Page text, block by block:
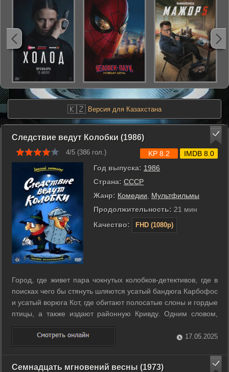
🇰🇿 Версия для Казахстана
Следствие ведут Колобки (1986)
4/5 (386 гол.)
Год выпуска: 1986
Страна: СССР
Жанр: Комедии
Мультфильмы
Продолжительность: 21 мин
Качество:
FHD (1080p)
KP 8.2 IMDB 8.0
Город, где живет пара чокнутых колобков-детективов, где в
поисках чего бы стянуть шляются усатый бандюга Карбофос
и усатый ворюга Кот, где обитают полосатые слоны и гордые
птицы, а также издают районную Кривду. Одним словом,
полный дурдом! Ну и естественно, любая русская народная
сказка начинается с простого и самого банального
похищения слона. ...
17.05.2025
Семнадцать мгновений весны (1973)